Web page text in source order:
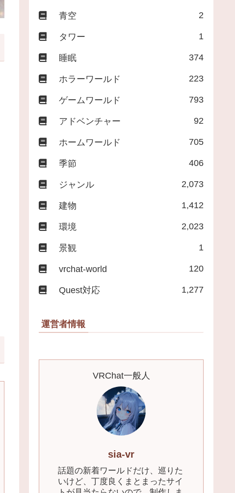
青空 2
タワー 1
睡眠 374
ホラーワールド 223
ゲームワールド 793
アドベンチャー 92
ホームワールド 705
季節 406
ジャンル 2,073
建物 1,412
環境 2,023
景観 1
vrchat-world 120
Quest対応 1,277
運営者情報
VRChat一般人
sia-vr
話題の新着ワールドだけ、巡りた
いけど、丁度良くまとまったサイ